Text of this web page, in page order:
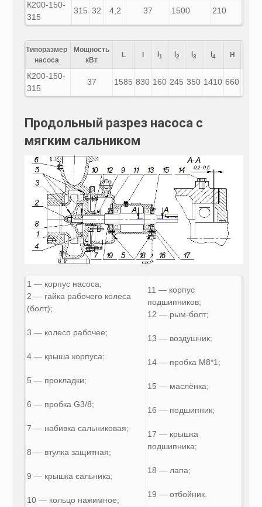
К200-150-
315
315 32 4,2 37 1500 210
Типоразмер
насоса
Мощность
кВт
L l l1 l2 l3 l4 H
К200-150-
315
37 1585 830 160 245 350 1410 660 385
Продольный разрез насоса с
мягким сальником
1 — корпус насоса;
2 — гайка рабочего колеса
(болт);
3 — колесо рабочее;
4 — крыша корпуса;
5 — прокладки;
6 — пробка G3/8;
7 — набивка сальниковая;
8 — втулка защитная;
9 — крышка сальника;
10 — кольцо нажимное;
11 — корпус
подшипников;
12 — рым-болт;
13 — воздушник;
14 — пробка М8*1;
15 — маслёнка;
16 — подшипник;
17 — крышка
подшипника;
18 — лапа;
19 — отбойник.